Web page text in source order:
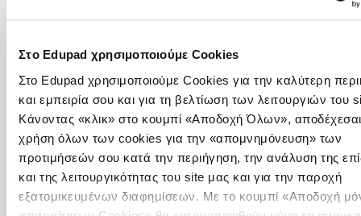
Στο Edupad χρησιμοποιούμε Cookies
Στο Edupad χρησιμοποιούμε Cookies για την καλύτερη
και εμπειρία σου και για τη βελτίωση των λειτουργιών του
Κάνοντας «κλικ» στο κουμπί «Αποδοχή Όλων»,
χρήση όλων των cookies για την «απομνημόνευση» των
προτιμήσεών σου κατά την περιήγηση, την ανάλυση της
και της λειτουργικότητας του site μας και για την παροχή
εξατομικευμένων διαφημίσεων. Με το κουμπί «Αποδοχή
“Commitment to Excellence”.
In 2013 he has been nominated Expert Educator
and he represented Greece in the Microsoft
Global Forum organised in Barcelona, Spain (2014)
In 2014, he and his student team win the first
place at the European Programming
Competition Kodu Kup(e-skils, European School
Net, Microsoft)